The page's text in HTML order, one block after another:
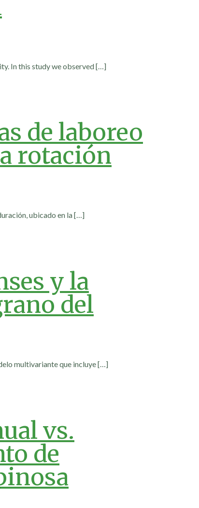
In this study we observed[…]
de laboreo
rotación
ubicado en la[…]
y la
del
multivariante que incluye[…]
vs.
de